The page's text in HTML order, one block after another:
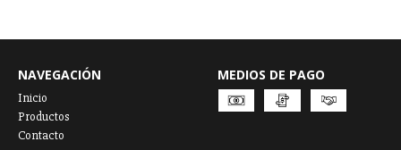
NAVEGACIÓN
Inicio
Productos
Contacto
MEDIOS DE PAGO